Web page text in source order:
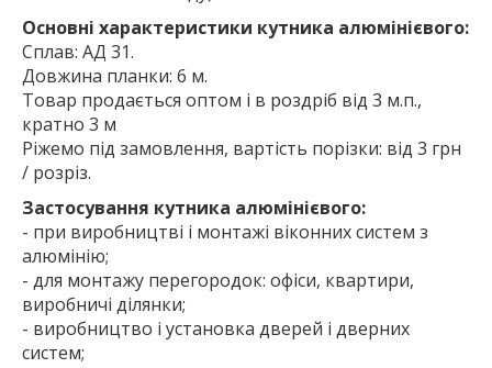
Основні характеристики кутника алюмінієвого:
Сплав: АД 31.
Довжина планки: 6 м.
Товар продається оптом і в роздріб від 3 м.п.,
кратно 3 м
Ріжемо під замовлення, вартість порізки: від 3 грн
/ розріз.
Застосування кутника алюмінієвого:
- при виробництві і монтажі віконних систем з
алюмінію;
- для монтажу перегородок: офіси, квартири,
виробничі ділянки;
- виробництво і установка дверей і дверних
систем;